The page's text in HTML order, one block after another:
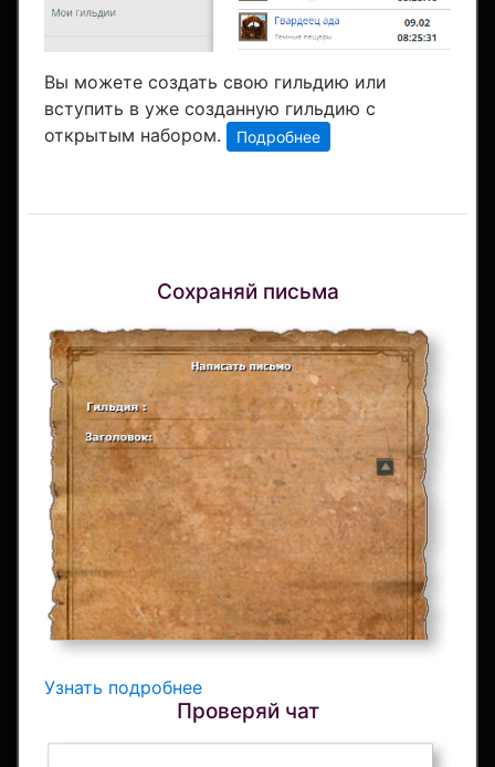
Вы можете создать свою гильдию или
вступить в уже созданную гильдию с
открытым набором.
Подробнее
Сохраняй письма
Узнать подробнее
Проверяй чат